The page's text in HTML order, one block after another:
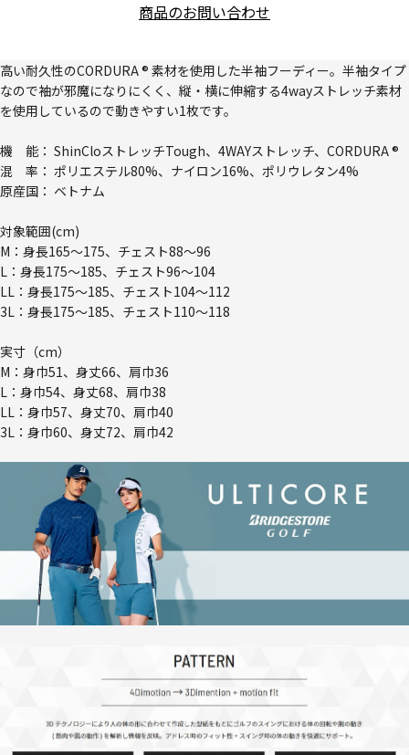
商品のお問い合わせ
高い耐久性のCORDURA ® 素材を使用した半袖フーディー。半袖タイプ
なので袖が邪魔になりにくく、縦・横に伸縮する4wayストレッチ素材
を使用しているので動きやすい1枚です。
機 能： ShinCloストレッチTough、4WAYストレッチ、CORDURA ®
混 率： ポリエステル80%、ナイロン16%、ポリウレタン4%
原産国： ベトナム
対象範囲(cm)
M：身長165～175、チェスト88～96
L：身長175～185、チェスト96～104
LL：身長175～185、チェスト104～112
3L：身長175～185、チェスト110～118
実寸（cm）
M：身巾51、身丈66、肩巾36
L：身巾54、身丈68、肩巾38
LL：身巾57、身丈70、肩巾40
3L：身巾60、身丈72、肩巾42